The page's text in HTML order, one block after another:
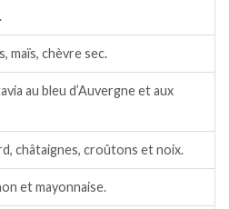
maïs, chèvre sec.
au bleu d’Auvergne et aux
châtaignes, croûtons et noix.
et mayonnaise.